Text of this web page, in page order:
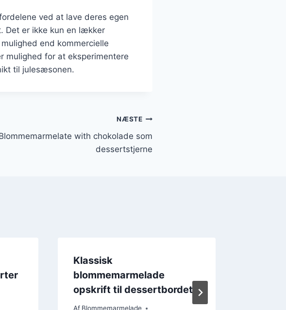
ved at lave deres egen
Det er ikke kun en lækker
end kommercielle
mulighed for at eksperimentere
til julesæsonen.
NÆSTE
with chokolade som
dessertstjerne
Klassisk
blommemarmelade
opskrift til dessertbordet
Af Blommemarmelade